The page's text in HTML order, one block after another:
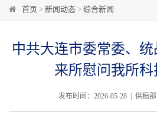
首页 > 新闻动态 > 综合新闻
中共大连市委常委、
来所慰问我所
发布时间：2026-05-28 | 供稿